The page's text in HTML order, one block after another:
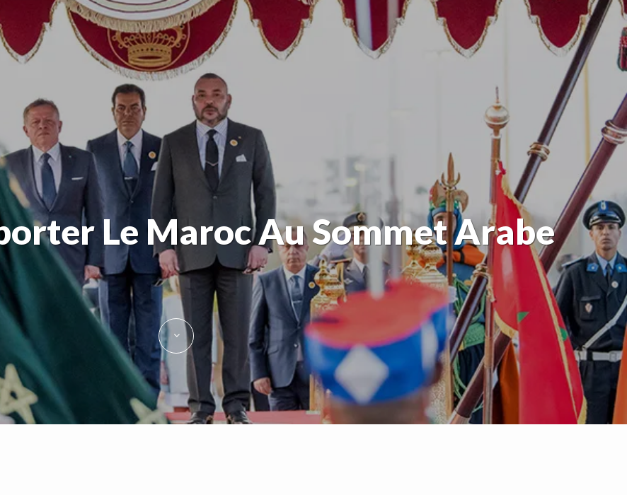
Le Maroc Au Sommet Arabe